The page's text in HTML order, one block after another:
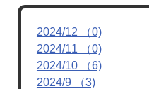
2024/12 （0)
2024/11 （0)
2024/10 （6)
2024/9 （3)